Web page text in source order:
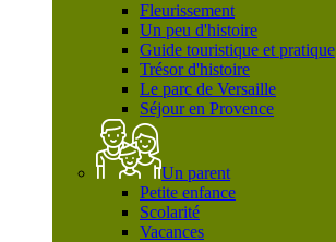
Fleurissement
Un peu d'histoire
Guide touristique et pratique
Trésor d'histoire
Le parc de Versaille
Séjour en Provence
Un parent
Petite enfance
Scolarité
Vacances